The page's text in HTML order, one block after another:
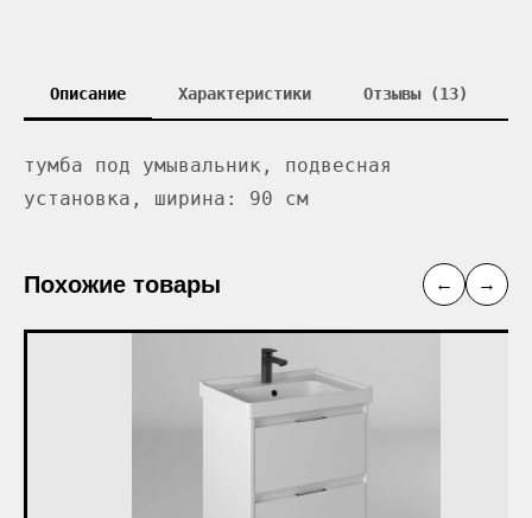
Описание Характеристики Отзывы (13)
тумба под умывальник, подвесная
установка, ширина: 90 см
Похожие товары ← →